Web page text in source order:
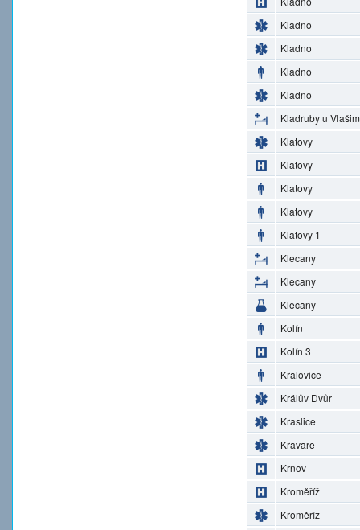
Kladno
Kladno
Kladno
Kladno
Kladruby u
Klatovy
Klatovy
Klatovy
Klatovy
Klatovy 1
Klecany
Klecany
Klecany
Kolín
Kolín 3
Kralovice
Králův Dvůr
Kraslice
Kravaře
Krnov
Kroměříž
Kroměříž